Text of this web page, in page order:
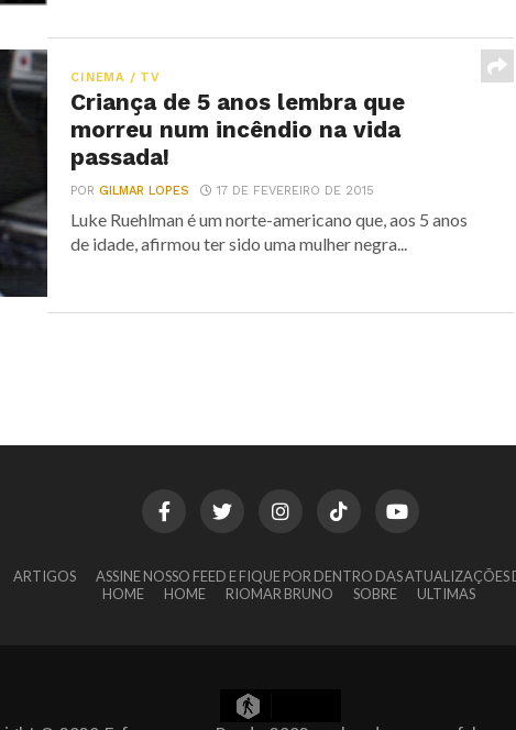
CINEMA / TV
Criança de 5 anos lembra que
morreu num incêndio na vida
passada!
PORGILMAR LOPES 17 DE FEVEREIRO DE 2015
Luke Ruehlman é um norte-americano que, aos 5 anos
de idade, afirmou ter sido uma mulher negra...
ARTIGOS ASSINE NOSSO FEED E FIQUE POR DENTRO DAS ATUALIZAÇÕES
HOME
HOME RIOMAR BRUNO SOBRE ULTIMAS